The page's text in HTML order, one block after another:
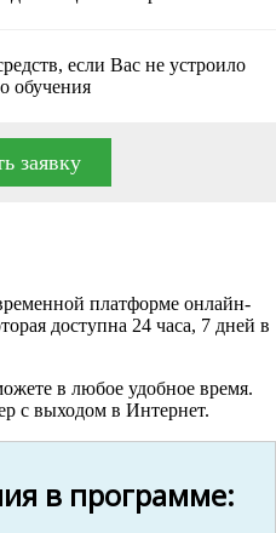
если Вас не устроило
обучения
заявку
платформе онлайн-
доступна 24 часа, 7 дней в
в любое удобное время.
с выходом в Интернет.
в программе: